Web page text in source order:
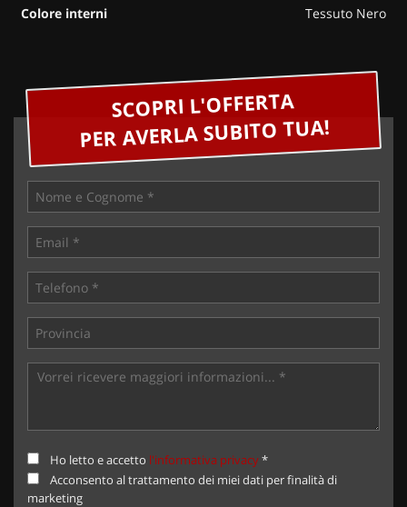
Colore interni
Tessuto Nero
SCOPRI L'OFFERTA
PER AVERLA SUBITO TUA!
Ho letto e accetto l'informativa privacy*
Acconsento al trattamento dei miei dati per finalità di
marketing